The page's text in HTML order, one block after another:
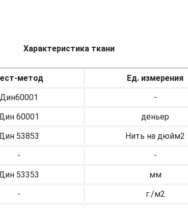
Характеристика ткани
метод Ед. измерения
Дин60001 -
60001 деньер
53853 Нить на дюйм2
- -
53353 мм
- г./м2